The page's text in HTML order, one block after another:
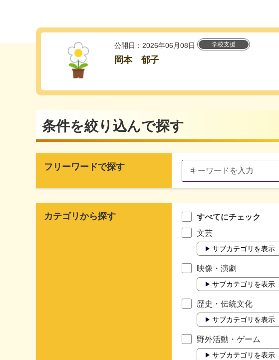
公開日：2026年06月08日 学校支援
岡本 郁子
条件を絞り込んで探す
フリーワードで探す
カテゴリから探す
すべてにチェック
文芸
サブカテゴリを表示
映像・演劇
サブカテゴリを表示
歴史・伝統文化
サブカテゴリを表示
野外活動・ゲーム
サブカテゴリを表示